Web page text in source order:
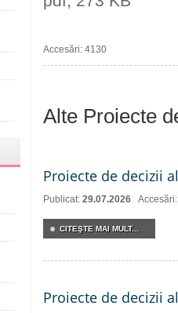
Accesări: 4130
Alte Proiecte
Proiecte de decizii
Publicat: 29.07.2026
CITEŞTE MAI MULT...
Proiecte de decizii